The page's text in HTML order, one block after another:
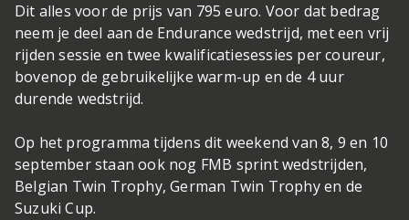
Dit alles voor de prijs van 795 euro. Voor dat bedrag
neem je deel aan de Endurance wedstrijd, met een vrij
rijden sessie en twee kwalificatiesessies per coureur,
bovenop de gebruikelijke warm-up en de 4 uur
durende wedstrijd.
Op het programma tijdens dit weekend van 8, 9 en 10
september staan ook nog FMB sprint wedstrijden,
Belgian Twin Trophy, German Twin Trophy en de
Suzuki Cup.